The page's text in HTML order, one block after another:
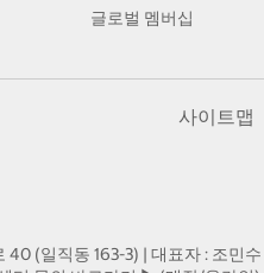
글로벌 멤버십
사이트맵
40 (일직동 163-3) | 대표자 : 조민